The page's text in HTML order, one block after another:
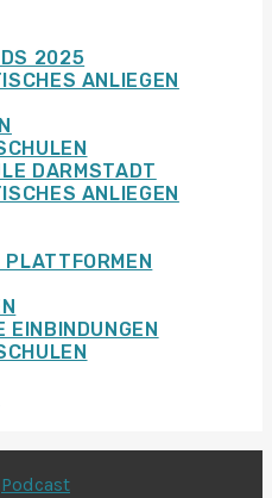
2025
ANLIEGEN
DARMSTADT
ANLIEGEN
EINBINDUNGEN
Podcast